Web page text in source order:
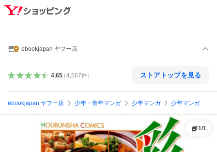
ebookjapan ヤフー店
4.65（4,567件） ストアトップを見る
ebookjapan ヤフー店 少年・青年マンガ 少年マンガ 少年マンガ
1/1